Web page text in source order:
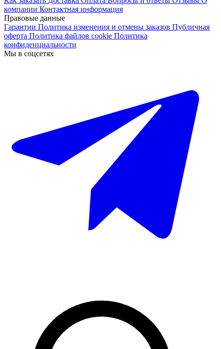
компании Контактная информация
Правовые данные
Гарантии Политика изменения и отмены заказов Публичная
оферта Политика файлов cookie Политика
конфиденциальности
Мы в соцсетях